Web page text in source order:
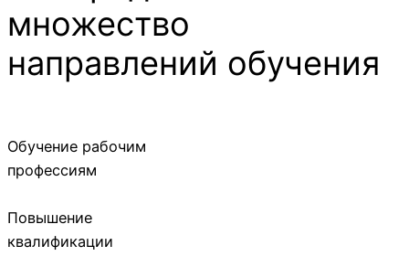
множество
направлений обучения
Обучение рабочим
профессиям
Повышение
квалификации